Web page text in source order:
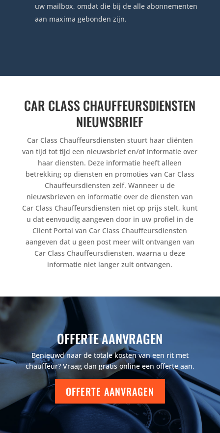
uw mailbox, omdat die bij de alle abonnementen
aan maxima gebonden zijn.
CAR CLASS CHAUFFEURSDIENSTEN
NIEUWSBRIEF
Car Class Chauffeursdiensten stuurt haar cliënten
van tijd tot tijd een nieuwsbrief en/of informatie over
haar diensten. Deze informatie heeft alleen
betrekking op diensten en promoties van Car Class
Chauffeursdiensten zelf. Wanneer u de
nieuwsbrieven en informatie over de diensten van
Car Class Chauffeursdiensten niet op prijs stelt, kunt
u dat eenvoudig aangeven door in uw profiel in de
Client Portal van Car Class Chauffeursdiensten
aangeven dat u geen post meer wilt ontvangen van
Car Class Chauffeursdiensten, waarna u deze
informatie niet langer zult ontvangen.
OFFERTE AANVRAGEN
Benieuwd naar de totale kosten van een rit met
chauffeur? Vraag dan gratis online een offerte aan.
OFFERTE AANVRAGEN